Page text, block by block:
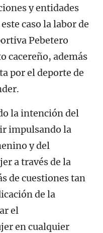
y entidades
caso la labor de
Pebetero
cacereño, además
por el deporte de
la intención del
impulsando la
y del
a través de la
de cuestiones tan
de la
el
en cualquier